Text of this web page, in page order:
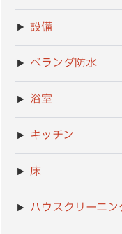
設備
ベランダ防水
浴室
キッチン
床
ハウスクリーニン